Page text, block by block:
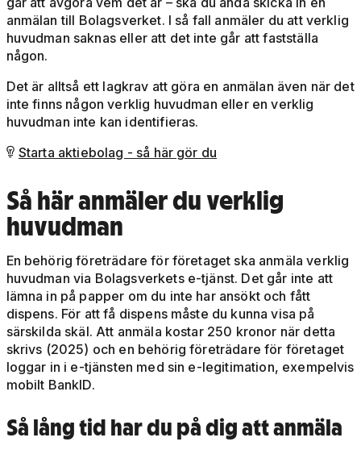
anmälan till Bolagsverket. I så fall anmäler du att verklig
huvudman saknas eller att det inte går att fastställa
någon.
Det är alltså ett lagkrav att göra en anmälan även när det
inte finns någon verklig huvudman eller en verklig
huvudman inte kan identifieras.
 Starta aktiebolag - så här gör du
Så här anmäler du verklig
huvudman
En behörig företrädare för företaget ska anmäla verklig
huvudman via Bolagsverkets e-tjänst. Det går inte att
lämna in på papper om du inte har ansökt och fått
dispens. För att få dispens måste du kunna visa på
särskilda skäl. Att anmäla kostar 250 kronor när detta
skrivs (2025) och en behörig företrädare för företaget
loggar in i e-tjänsten med sin e-legitimation, exempelvis
mobilt BankID.
Så lång tid har du på dig att anmäla